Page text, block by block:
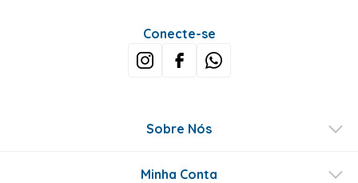
Conecte-se
Sobre Nós
Minha Conta